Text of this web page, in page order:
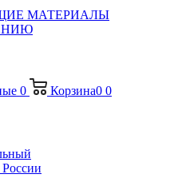
МАТЕРИАЛЫ
0 Корзина0 0